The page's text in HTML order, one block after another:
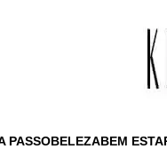
PASSOBELEZABEM